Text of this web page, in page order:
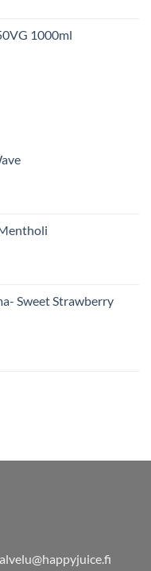
1000ml
Sweet Strawberry